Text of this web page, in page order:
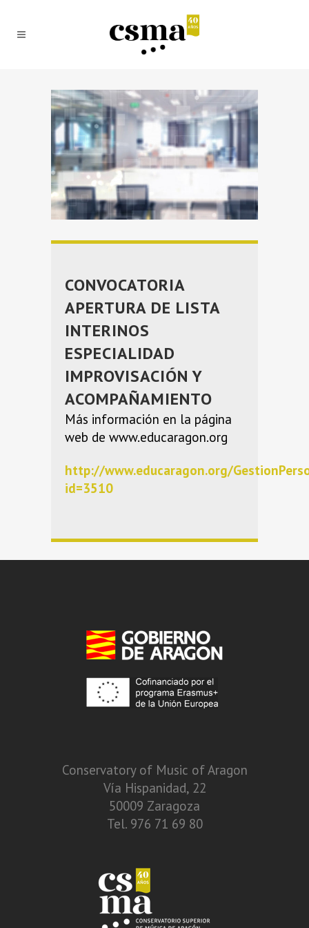
CONVOCATORIA
APERTURA DE LISTA
INTERINOS
ESPECIALIDAD
IMPROVISACIÓN Y
ACOMPAÑAMIENTO
Más información en la página
web de www.educaragon.org
http://www.educaragon.org/
id=3510
Conservatory of Music of Aragon
Vía Hispanidad, 22
50009 Zaragoza
Tel. 976 71 69 80